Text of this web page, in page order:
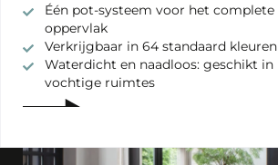
Één pot-systeem voor het complete
oppervlak
Verkrijgbaar in 64 standaard kleuren
Waterdicht en naadloos: geschikt in
vochtige ruimtes